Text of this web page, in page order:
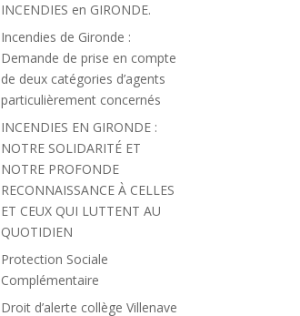
INCENDIES en GIRONDE.
Incendies de Gironde :
Demande de prise en compte
de deux catégories d’agents
particulièrement concernés
INCENDIES EN GIRONDE :
NOTRE SOLIDARITÉ ET
NOTRE PROFONDE
RECONNAISSANCE À CELLES
ET CEUX QUI LUTTENT AU
QUOTIDIEN
Protection Sociale
Complémentaire
Droit d’alerte collège Villenave